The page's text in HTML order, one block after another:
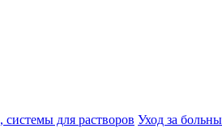
для растворов Уход за